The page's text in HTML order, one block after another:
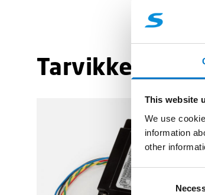
This website
We use
information
other
C
o
Tarvikkeet